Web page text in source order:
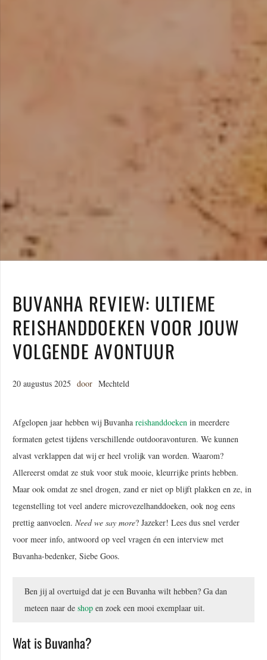
BUVANHA REVIEW: ULTIEME
REISHANDDOEKEN VOOR JOUW
VOLGENDE AVONTUUR
20 augustus 2025 door Mechteld
Afgelopen jaar hebben wij Buvanha reishanddoeken in meerdere
formaten getest tijdens verschillende outdooravonturen. We kunnen
alvast verklappen dat wij er heel vrolijk van worden. Waarom?
Allereerst omdat ze stuk voor stuk mooie, kleurrijke prints hebben.
Maar ook omdat ze snel drogen, zand er niet op blijft plakken en ze, in
tegenstelling tot veel andere microvezelhanddoeken, ook nog eens
prettig aanvoelen. Need we say more? Jazeker! Lees dus snel verder
voor meer info, antwoord op veel vragen én een interview met
Buvanha-bedenker, Siebe Goos.
Ben jij al overtuigd dat je een Buvanha wilt hebben? Ga dan
meteen naar de shop en zoek een mooi exemplaar uit.
Wat is Buvanha?